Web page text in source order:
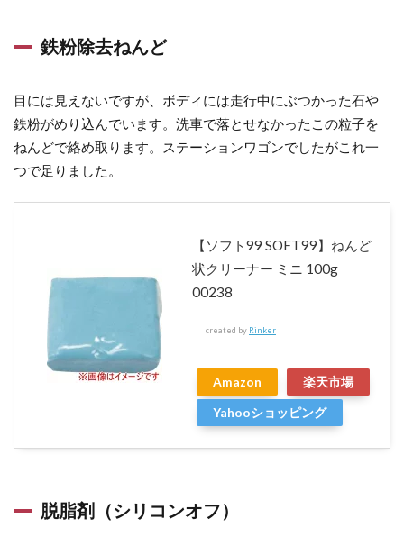
ルア
ポリ
ッシ
ャー
研磨
研磨
パッ
ド
スコ
グ剤
鉄粉除去ねんど
目には見えないですが、ボディには走行中にぶつかった石や
鉄粉がめり込んでいます。洗車で落とせなかったこの粒子を
ねんどで絡め取ります。ステーションワゴンでしたがこれ一
つで足りました。
【ソフト99 SOFT99】ねんど
状クリーナー ミニ 100g
00238
created by Rinker
Amazon
楽天市場
Yahooショッピング
脱脂剤（シリコンオフ）